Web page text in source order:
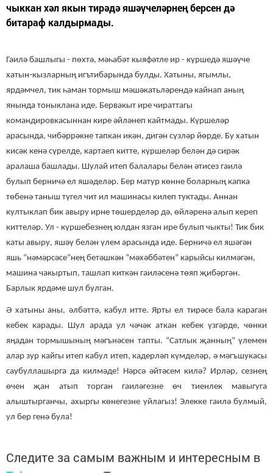
чыккан хәл якын тирәдә яшәүчеләрнең берсен дә
битараф калдырмады.
Гаилә башлыгы - пөхтә, мәһабәт кыяфәтле ир - күршедә яшәүче
хатын-кызларның игътибарында булды. Хатыны, ягымлы,
ярдәмчел, тик һаман тормыш мәшәкатьләрендә кайнап аның
янында тоныклана иде. Бервакыт ире чираттагы
командировкасыннан кире әйләнеп кайтмады. Күршеләр
арасында, чибәррәкне тапкан икән, дигән сүзләр йөрде. Бу хатын
кисәк кенә сүрелде, картаеп китте, күршеләр белән дә сирәк
аралаша башлады. Шулай итеп балалары белән әтисез гаилә
булып берничә ел яшәделәр. Бер матур көнне боларның капка
төбенә таныш түгел чит ил машинасы килеп туктады. Аннан
култыклап бик авыру ирне төшерделәр дә, өйләренә алып кереп
киттеләр. Ул - күршебезнең юлдан язган ире булып чыкты! Тик бик
каты авыру, яшәү белән үлем арасында иде. Берничә ел яшәгән
яшь “нәмәрсәсе”нең бетәшкән “мәхәббәтен” карыйсы килмәгән,
машина чакыртып, ташлап киткән гаиләсенә төяп җибәргән.
Барлык ярдәме шул булган.
Ә хатыны аны, әлбәттә, кабул итте. Ярты ел тирәсе бала караган
кебек карады. Шул арада ул чәчәк аткан кебек үзгәрде, чөнки
яңадан тормышының мәгънәсен тапты. “Сатлык җанның” үлемен
алар зур кайгы итеп кабул итеп, кадерләп күмделәр, ә мәгъшукасы
саубуллашырга да килмәде! Нәрсә әйтәсем килә? Ирләр, сезнең
өчен җан атып торган гаиләгезне өч тиенлек мавыгуга
алыштырганчы, ахыргы көнегезне уйлагыз! Элекке гаилә булмый,
ул бер генә була!
Следите за самым важным и интересным в